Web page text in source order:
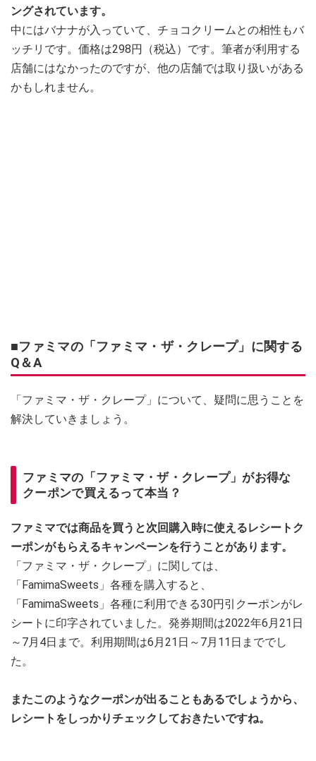
ングされています。
中にはバナナが入っていて、チョコクリームとの相性もバ
ッチリです。価格は298円（税込）です。筆者が利用する
店舗にはなかったのですが、他の店舗では取り扱いがある
かもしれません。
■ファミマの「ファミマ・ザ・クレープ」に関する
Q＆A
「ファミマ・ザ・クレープ」について、疑問に思うことを
解決していきましょう。
ファミマの「ファミマ・ザ・クレープ」がお得な
クーポンで買えるって本当？
ファミマでは商品を買うと次回購入時に使えるレシートク
ーポンがもらえるキャンペーンを行うことがあります。
「ファミマ・ザ・クレープ」に関しては、
「FamimaSweets」各種を購入すると、
「FamimaSweets」各種に利用できる30円引クーポンがレ
シートに印字されていました。発券期間は2022年6月21日
～7月4日まで。利用期間は6月21日～7月11日まででし
た。
またこのようなクーポンが出ることもあるでしょうから、
レシートをしっかりチェックしておきたいですね。